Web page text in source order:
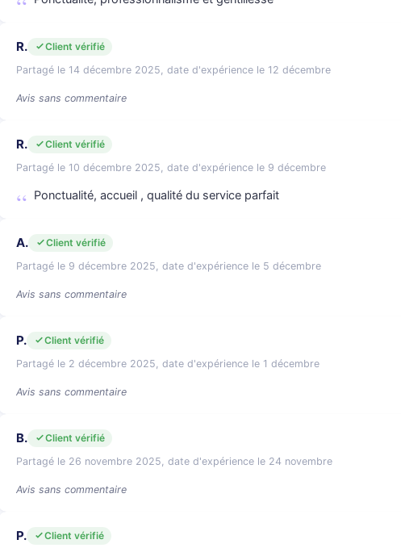
R.
Client vérifié
Partagé le 14 décembre 2025, date d'expérience le 12 décembre
Avis sans commentaire
R.
Client vérifié
Partagé le 10 décembre 2025, date d'expérience le 9 décembre
Ponctualité, accueil , qualité du service parfait
A.
Client vérifié
Partagé le 9 décembre 2025, date d'expérience le 5 décembre
Avis sans commentaire
P.
Client vérifié
Partagé le 2 décembre 2025, date d'expérience le 1 décembre
Avis sans commentaire
B.
Client vérifié
Partagé le 26 novembre 2025, date d'expérience le 24 novembre
Avis sans commentaire
P.
Client vérifié